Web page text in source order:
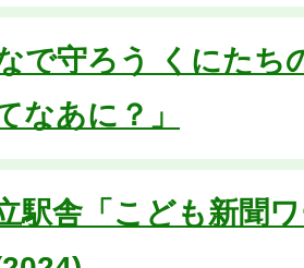
で守ろう くにたち
なあに？」
駅舎「こども新聞